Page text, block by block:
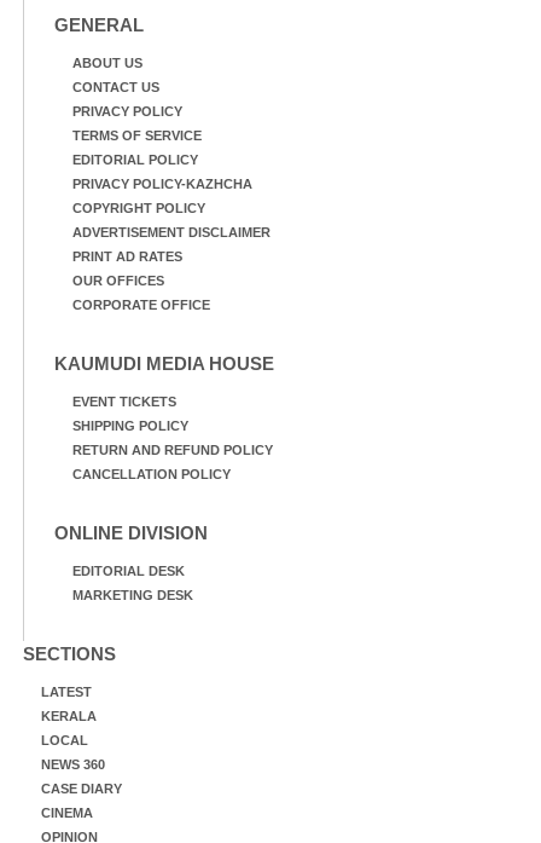
GENERAL
ABOUT US
CONTACT US
PRIVACY POLICY
TERMS OF SERVICE
EDITORIAL POLICY
PRIVACY POLICY-KAZHCHA
COPYRIGHT POLICY
ADVERTISEMENT DISCLAIMER
PRINT AD RATES
OUR OFFICES
CORPORATE OFFICE
KAUMUDI MEDIA HOUSE
EVENT TICKETS
SHIPPING POLICY
RETURN AND REFUND POLICY
CANCELLATION POLICY
ONLINE DIVISION
EDITORIAL DESK
MARKETING DESK
SECTIONS
LATEST
KERALA
LOCAL
NEWS 360
CASE DIARY
CINEMA
OPINION